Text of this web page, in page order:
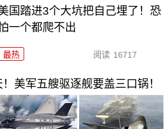
国踏进3个大坑把自己埋了！恐
一个都爬不出
最热 阅读 16717
美军五艘驱逐舰要盖三口锅！